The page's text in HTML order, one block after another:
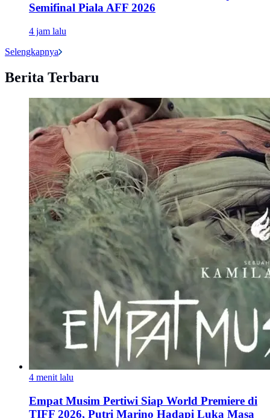
Semifinal Piala AFF 2026
4 jam lalu
Selengkapnya
Berita Terbaru
4 menit lalu
Empat Musim Pertiwi Siap World Premiere di
TIFF 2026, Putri Marino Hadapi Luka Masa